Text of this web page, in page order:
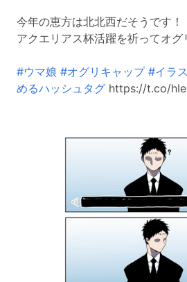
今年の恵方は北北西だそうです！
アクエリアス杯活躍を祈ってオグ
#ウマ娘 #オグリキャップ #イラ
めるハッシュタグ https://t.co/